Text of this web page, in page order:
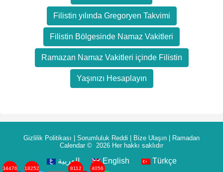
Filistin yılında Gregoryen Takvimi
Filistin Bölgesinde Namaz Vakitleri
Ramazan Namaz Vakitleri içinde Filistin
Yaşınızı Hesaplayın
Gizlilik Politikası Sorumluluk Reddi Bize Ulaşın
Ramadan
Calendar© 2026 Her hakkı saklıdır
العربية English Türkçe
34476 18252 8112 4056